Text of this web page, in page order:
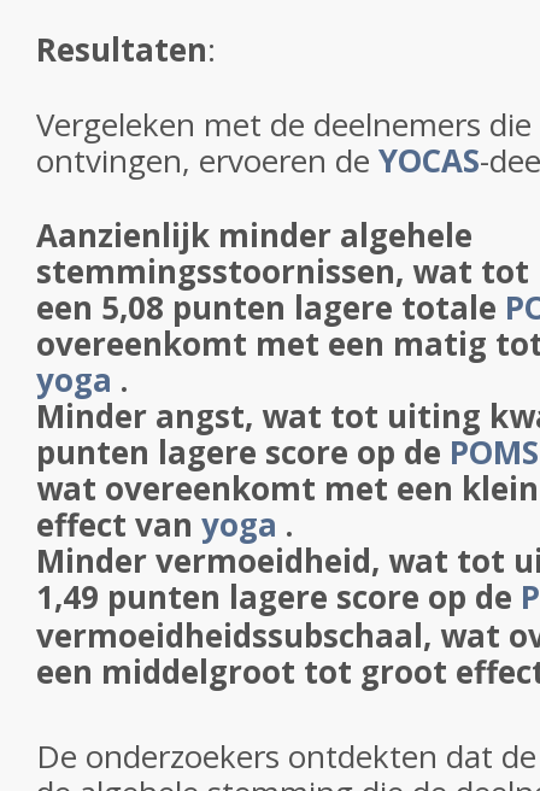
Resultaten:
Vergeleken met de deelnemers
ontvingen, ervoeren de YOCAS-
Aanzienlijk minder algehele
stemmingsstoornissen, wat
een 5,08 punten lagere totale
overeenkomt met een matig
yoga .
Minder angst, wat tot uiting
punten lagere score op de POMS
wat overeenkomt met een
effect van yoga .
Minder vermoeidheid, wat tot
1,49 punten lagere score op de
vermoeidheidssubschaal, wat
een middelgroot tot groot
De onderzoekers ontdekten dat